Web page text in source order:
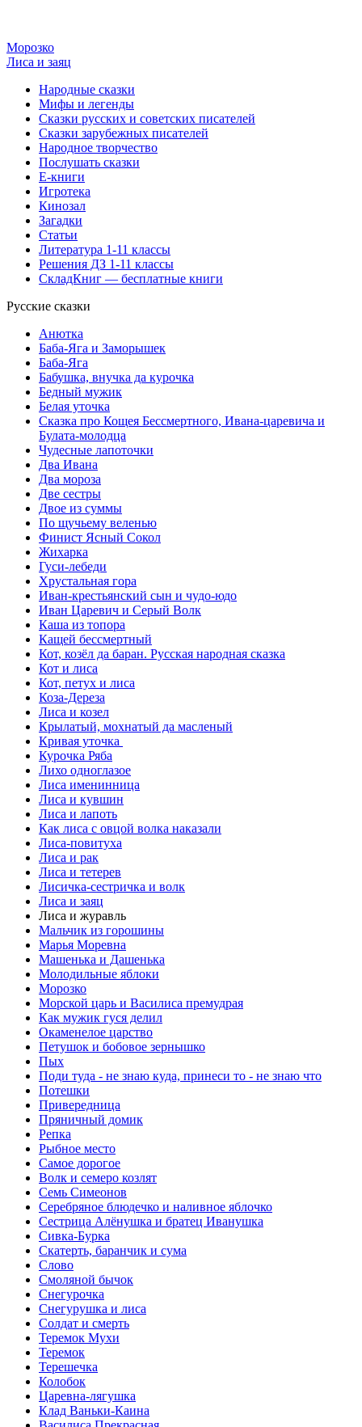
Морозко
Лиса и заяц
Народные сказки
Мифы и легенды
Сказки русских и советских писателей
Сказки зарубежных писателей
Народное творчество
Послушать сказки
Е-книги
Игротека
Кинозал
Загадки
Статьи
Литература 1-11 классы
Решения ДЗ 1-11 классы
СкладКниг — бесплатные книги
Русские сказки
Анютка
Баба-Яга и Заморышек
Баба-Яга
Бабушка, внучка да курочка
Бедный мужик
Белая уточка
Сказка про Кощея Бессмертного, Ивана-царевича и
Булата-молодца
Чудесные лапоточки
Два Ивана
Два мороза
Две сестры
Двое из суммы
По щучьему веленью
Финист Ясный Сокол
Жихарка
Гуси-лебеди
Хрустальная гора
Иван-крестьянский сын и чудо-юдо
Иван Царевич и Серый Волк
Каша из топора
Кащей бессмертный
Кот, козёл да баран. Русская народная сказка
Кот и лиса
Кот, петух и лиса
Коза-Дереза
Лиса и козел
Крылатый, мохнатый да масленый
Кривая уточка
Курочка Ряба
Лихо одноглазое
Лиса именинница
Лиса и кувшин
Лиса и лапоть
Как лиса с овцой волка наказали
Лиса-повитуха
Лиса и рак
Лиса и тетерев
Лисичка-сестричка и волк
Лиса и заяц
Лиса и журавль
Мальчик из горошины
Марья Моревна
Машенька и Дашенька
Молодильные яблоки
Морозко
Морской царь и Василиса премудрая
Как мужик гуся делил
Окаменелое царство
Петушок и бобовое зернышко
Пых
Поди туда - не знаю куда, принеси то - не знаю что
Потешки
Привередница
Пряничный домик
Репка
Рыбное место
Самое дорогое
Волк и семеро козлят
Семь Симеонов
Серебряное блюдечко и наливное яблочко
Сестрица Алёнушка и братец Иванушка
Сивка-Бурка
Скатерть, баранчик и сума
Слово
Смоляной бычок
Снегурочка
Снегурушка и лиса
Солдат и смерть
Теремок Мухи
Теремок
Терешечка
Колобок
Царевна-лягушка
Клад Ваньки-Каина